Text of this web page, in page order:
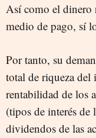
Así como el dinero
medio de pago, sí
Por tanto, su
total de riqueza
rentabilidad de los
(tipos de interés de
dividendos de las